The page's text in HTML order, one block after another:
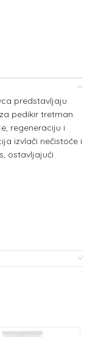
predstavljaju
pedikir tretman.
regeneraciju i
izvlači nečistoće i
ostavljajući